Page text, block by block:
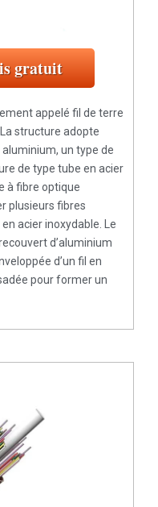
gratuit
appelé fil de terre
structure adopte
un type de
de type tube en acier
à fibre optique
plusieurs fibres
acier inoxydable. Le
d’aluminium
d’un fil en
pour former un